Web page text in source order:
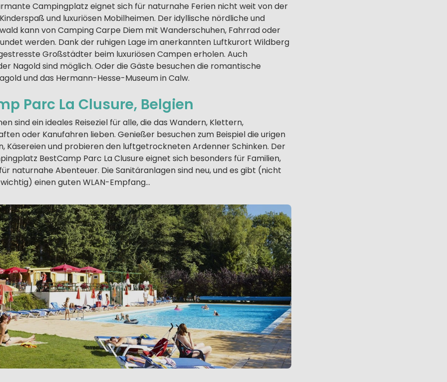
Campingplatz eignet sich für naturnahe Ferien nicht weit von der
und luxuriösen Mobilheimen. Der idyllische nördliche und
kann von Camping Carpe Diem mit Wanderschuhen, Fahrrad oder
werden. Dank der ruhigen Lage im anerkannten Luftkurort Wildberg
Großstädter beim luxuriösen Campen erholen. Auch
Nagold sind möglich. Oder die Gäste besuchen die romantische
und das Hermann-Hesse-Museum in Calw.
Parc La Clusure, Belgien
sind ein ideales Reiseziel für alle, die das Wandern, Klettern,
oder Kanufahren lieben. Genießer besuchen zum Beispiel die urigen
Käsereien und probieren den luftgetrockneten Ardenner Schinken. Der
BestCamp Parc La Clusure eignet sich besonders für Familien,
naturnahe Abenteuer. Die Sanitäranlagen sind neu, und es gibt (nicht
einen guten WLAN-Empfang…